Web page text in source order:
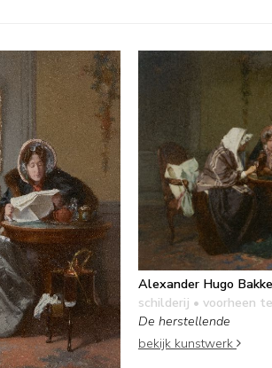
Alexander Hugo
schilderij • voorheen
De herstellende
bekijk kunstwerk